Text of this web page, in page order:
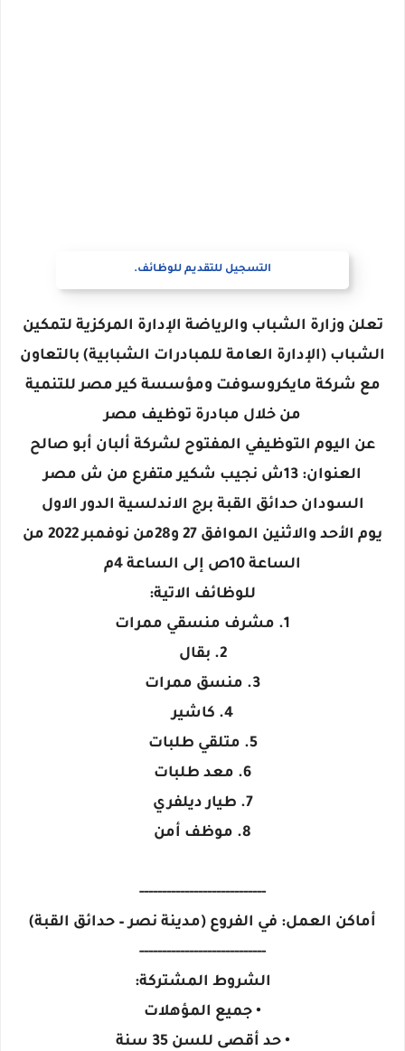
التسجيل للتقديم للوظائف.
تعلن وزارة الشباب والرياضة الإدارة المركزية لتمكين
الشباب (الإدارة العامة للمبادرات الشبابية) بالتعاون
مع شركة مايكروسوفت ومؤسسة كير مصر للتنمية
من خلال مبادرة توظيف مصر
عن اليوم التوظيفي المفتوح لشركة ألبان أبو صالح
العنوان: 13ش نجيب شكير متفرع من ش مصر
السودان حدائق القبة برج الاندلسية الدور الاول
يوم الأحد والاثنين الموافق 27 و28من نوفمبر 2022 من
الساعة 10ص إلى الساعة 4م
للوظائف الاتية:
1. مشرف منسقي ممرات
2. بقال
3. منسق ممرات
4. كاشير
5. متلقي طلبات
6. معد طلبات
7. طيار ديلفري
8. موظف أمن
----------------------------
أماكن العمل: في الفروع (مدينة نصر – حدائق القبة)
----------------------------
الشروط المشتركة:
• جميع المؤهلات
• حد أقصى للسن 35 سنة